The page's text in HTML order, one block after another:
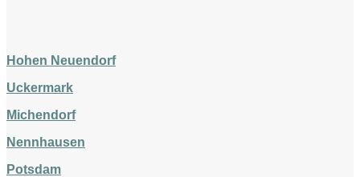
Hohen Neuendorf
Uckermark
Michendorf
Nennhausen
Potsdam